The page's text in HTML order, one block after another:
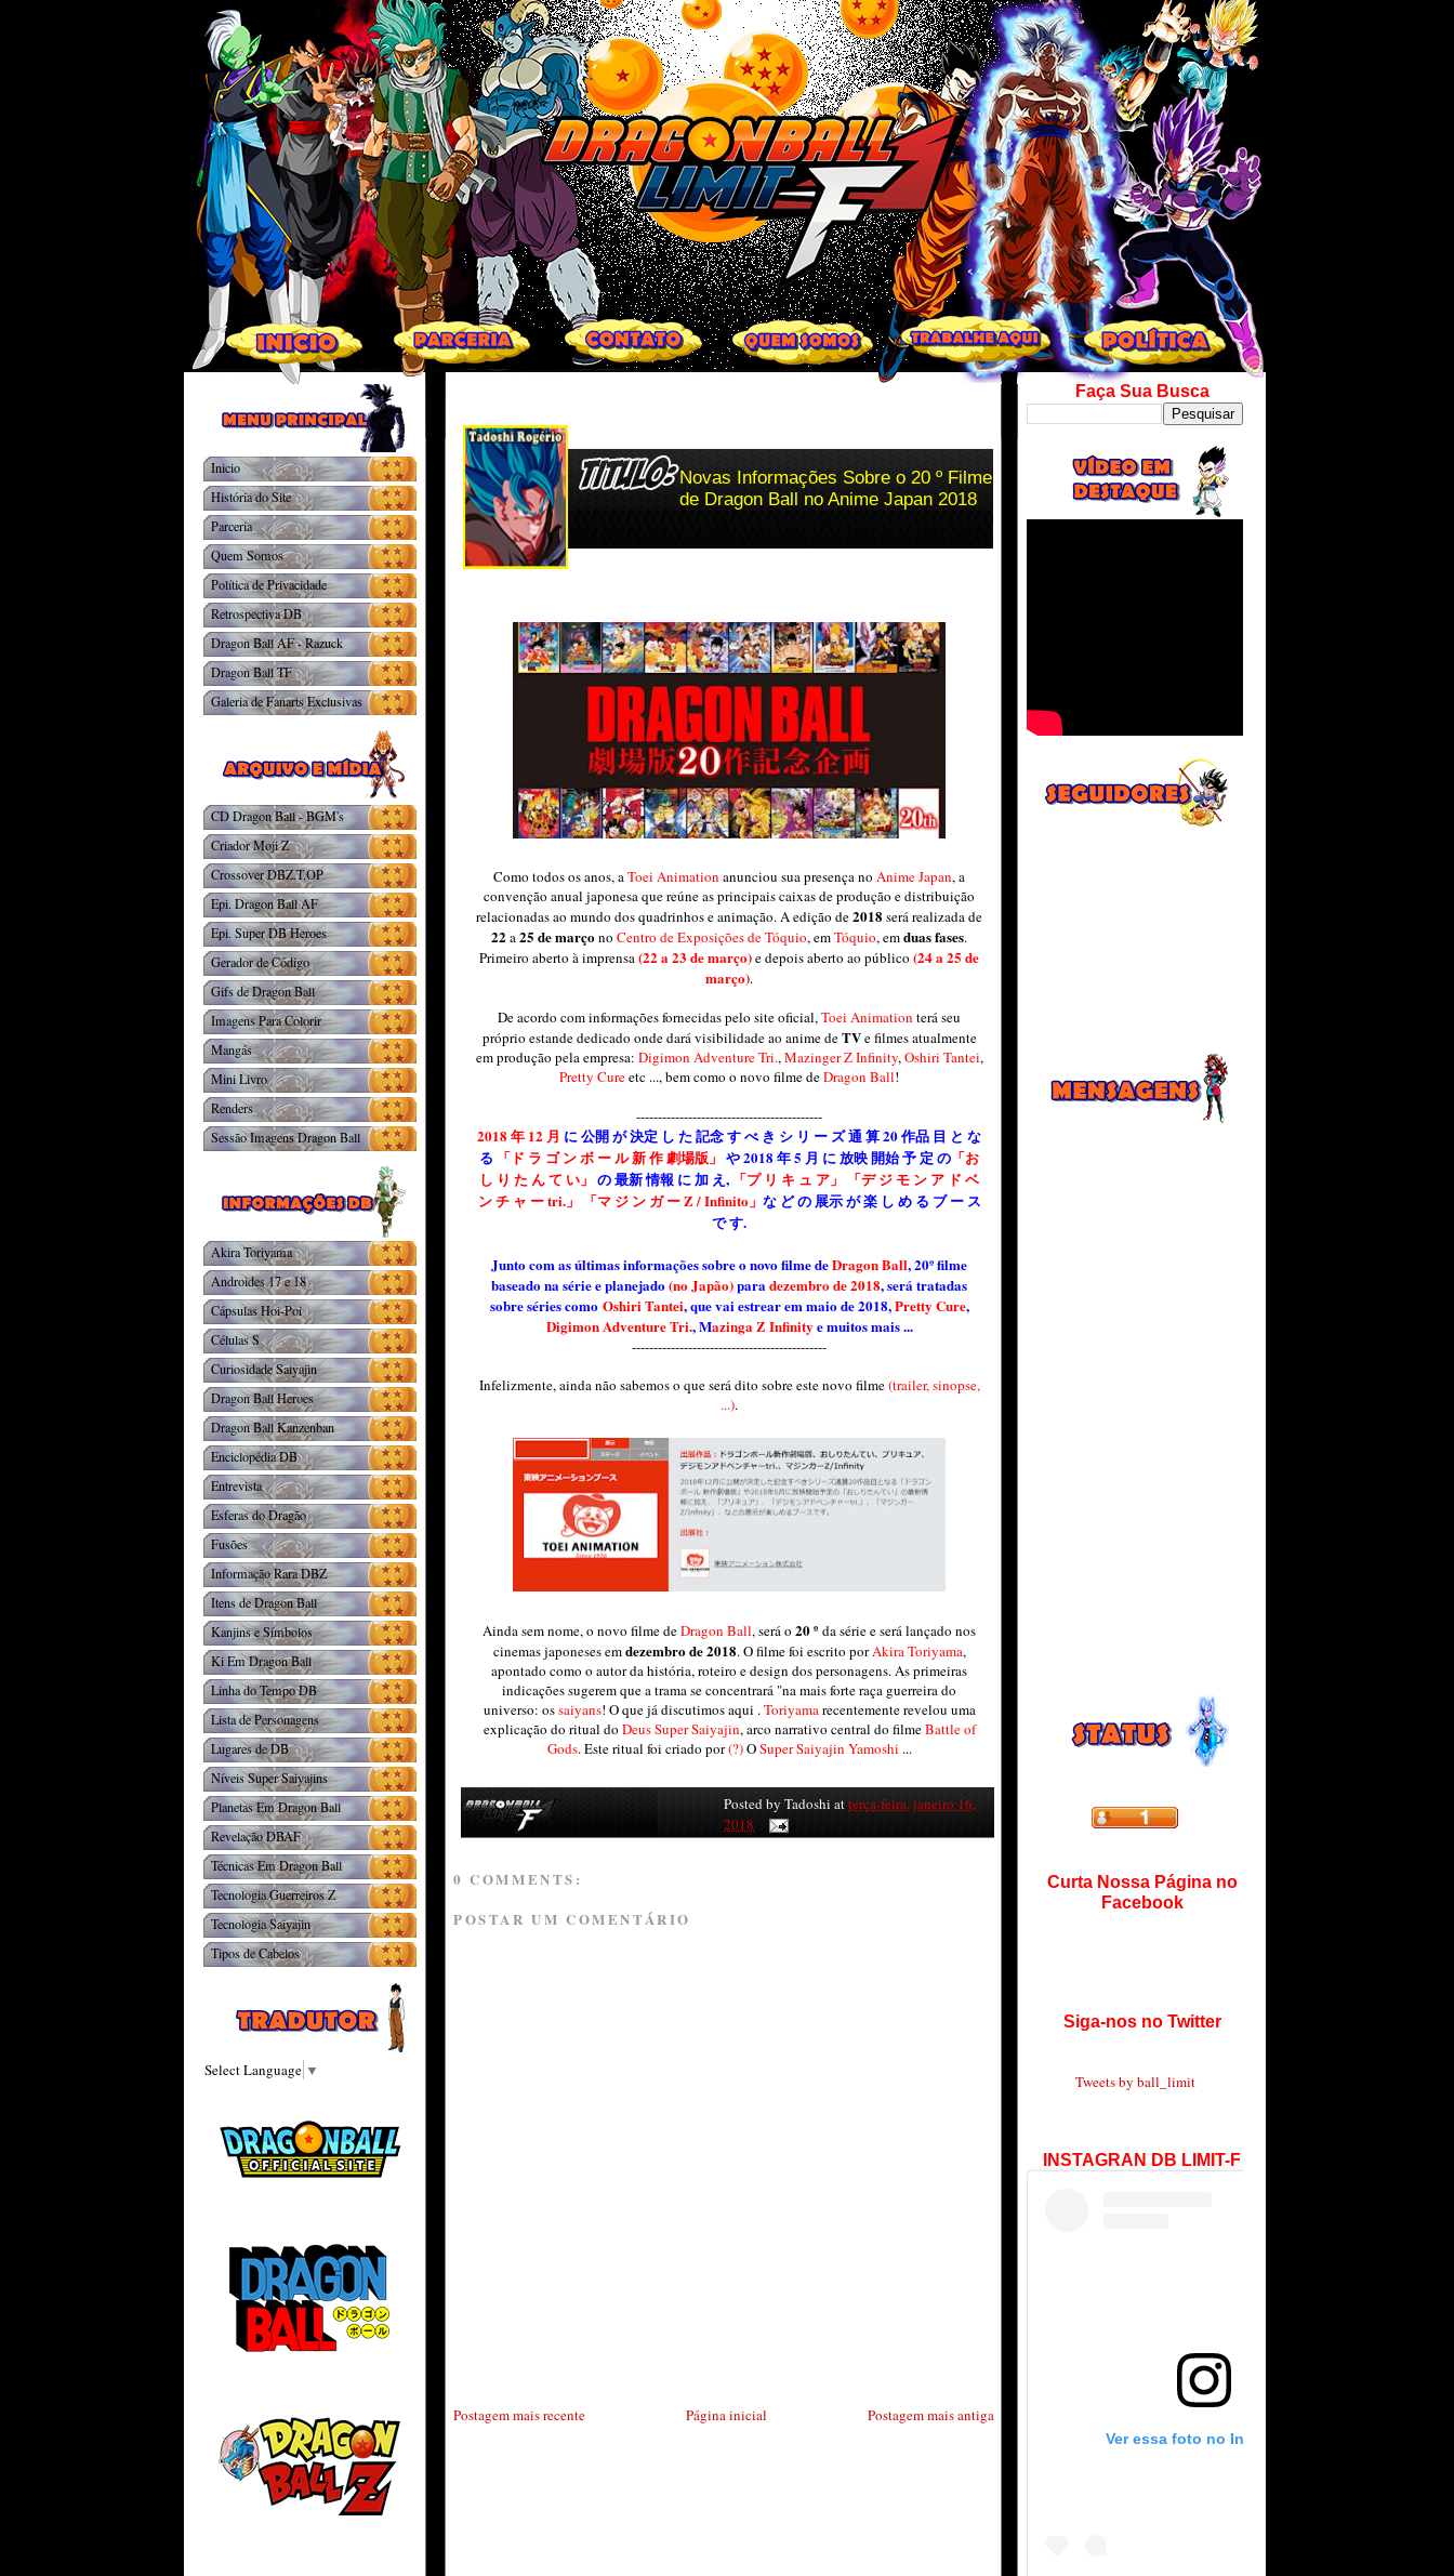
Novas Informações Sobre o 20 º Filme
de Dragon Ball no Anime Japan 2018
Como todos os anos, a Toei Animation anunciou sua presença no Anime Japan, a
convenção anual japonesa que reúne as principais caixas de produção e distribuição
relacionadas ao mundo dos quadrinhos e animação. A edição de2018 será realizada de
22 a 25 de marçono Centro de Exposições de Tóquio, emTóquio, emduas fases.
Primeiro aberto à imprensa (22 a 23 de março)e depois aberto ao público (24 a 25 de
março).
De acordo com informações fornecidas pelo site oficial, Toei Animation terá seu
próprio estande dedicado onde dará visibilidade ao anime deTVe filmes atualmente
em produção pela empresa: Digimon Adventure Tri., Mazinger Z Infinity, Oshiri Tantei,
Pretty Cureetc ..., bem como o novo filme deDragon Ball!
-------------------------------------------
2018 年 12 月 に 公開 が 決定 し た 記念 す べ き シ リ ー ズ 通 算 20 作品 目 と な
る 「ド ラ ゴ ン ボ ー ル 新 作 劇場版」 や 2018 年 5 月 に 放映 開始 予 定 の 「お
し り た ん て い」 の 最新 情報 に 加 え, 「プ リ キ ュ ア」
「デ ジ モ ン ア ド ベ
ン チ ャ ー tri.」
「マ ジ ン ガ ー Z / Infinito」 な ど の 展示 が 楽 し め る ブ ー ス
で す.
Junto com as últimas informações sobre o novo filme deDragon Ball, 20º filme
baseado na série e planejado(no Japão)para dezembro de 2018, será tratadas
sobre séries como Oshiri Tantei, que vai estrear em maio de 2018,Pretty Cure,
Digimon Adventure Tri., Mazinga Z Infinity e muitos mais ...
---------------------------------------------
Infelizmente, ainda não sabemos o que será dito sobre este novo filme(trailer, sinopse,
...).
Ainda sem nome, o novo filme deDragon Ball, será o 20 º da série e será lançado nos
cinemas japoneses emdezembro de 2018. O filme foi escrito porAkira Toriyama,
apontado como o autor da história, roteiro e design dos personagens. As primeiras
indicações sugerem que a trama se concentrará "na mais forte raça guerreira do
universo: ossaiyans! O que já discutimos aqui . Toriyama recentemente revelou uma
explicação do ritual do Deus Super Saiyajin, arco narrativo central do filmeBattle of
Gods. Este ritual foi criado por(?)OSuper Saiyajin Yamoshi ...
Posted by Tadoshi atterça-feira, janeiro 16,
2018
0 COMMENTS:
POSTAR UM COMENTÁRIO
Postagem mais recente Postagem mais antiga
Página inicial
Inicio
História do Site
Parceria
Quem Somos
Política de Privacidade
Retrospectiva DB
Dragon Ball AF - Razuck
Dragon Ball TF
Galeria de Fanarts Exclusivas
CD Dragon Ball - BGM's
Criador Moji Z
Crossover DBZ.T.OP
Epi. Dragon Ball AF
Epi. Super DB Heroes
Gerador de Código
Gifs de Dragon Ball
Imagens Para Colorir
Mangás
Mini Livro
Renders
Sessão Imagens Dragon Ball
Akira Toriyama
Androides 17 e 18
Cápsulas Hoi-Poi
Células S
Curiosidade Saiyajin
Dragon Ball Heroes
Dragon Ball Kanzenban
Enciclopédia DB
Entrevista
Esferas do Dragão
Fusões
Informação Rara DBZ
Itens de Dragon Ball
Kanjins e Símbolos
Ki Em Dragon Ball
Linha do Tempo DB
Lista de Personagens
Lugares de DB
Níveis Super Saiyajins
Planetas Em Dragon Ball
Revelação DBAF
Técnicas Em Dragon Ball
Tecnologia Guerreiros Z
Tecnologia Saiyajin
Tipos de Cabelos
Select Language ▼
Faça Sua Busca
Curta Nossa Página no
Facebook
Siga-nos no Twitter
Tweets by ball_limit
INSTAGRAN DB LIMIT-F
Ver essa foto no Instagram